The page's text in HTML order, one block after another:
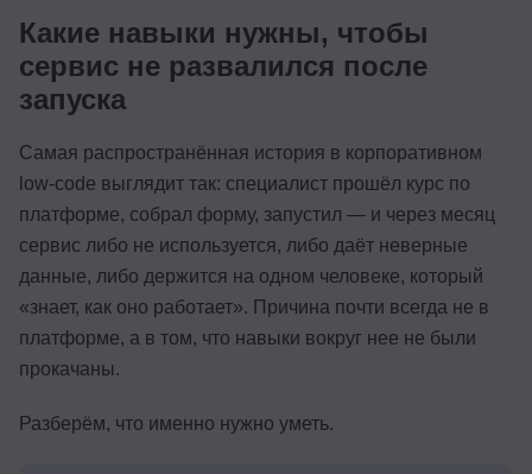
Какие навыки нужны, чтобы
сервис не развалился после
запуска
Самая распространённая история в корпоративном
low-code выглядит так: специалист прошёл курс по
платформе, собрал форму, запустил — и через месяц
сервис либо не используется, либо даёт неверные
данные, либо держится на одном человеке, который
«знает, как оно работает». Причина почти всегда не в
платформе, а в том, что навыки вокруг нее не были
прокачаны.
Разберём, что именно нужно уметь.